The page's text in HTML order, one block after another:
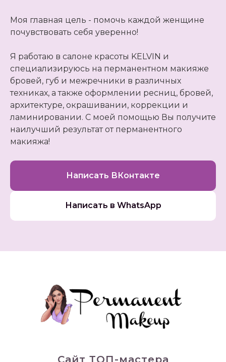
Моя главная цель - помочь каждой женщине
почувствовать себя уверенно!
Я работаю в салоне красоты KELVIN и
специализируюсь на перманентном макияже
бровей, губ и межречники в различных
техниках, а также оформлении ресниц, бровей,
архитектуре, окрашивании, коррекции и
ламинировании. С моей помощью Вы получите
наилучший результат от перманентного
макияжа!
Написать ВКонтакте
Написать в WhatsApp
Сайт ТОП-мастера